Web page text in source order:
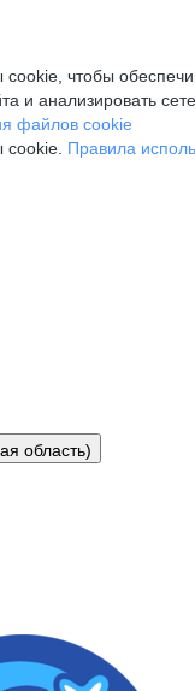
чтобы
и анализировать
файлов cookie
Правила
область)